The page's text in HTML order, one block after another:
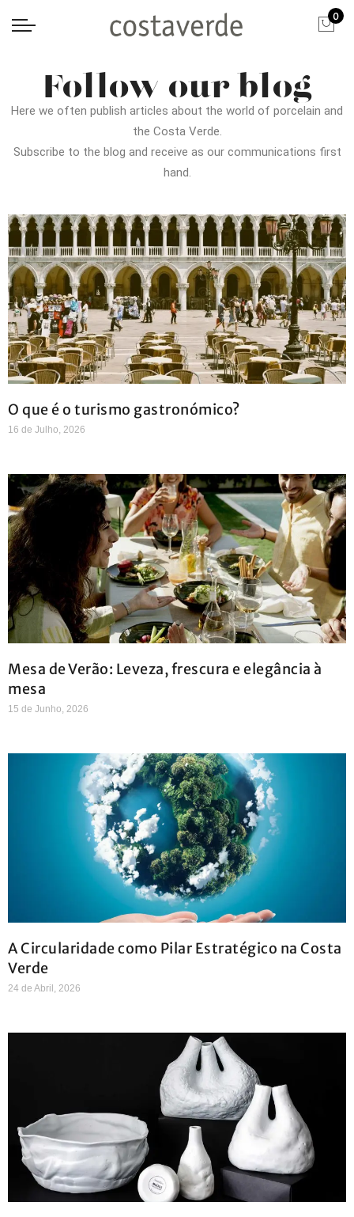
0
Follow our blog
Here we often publish articles about the world of porcelain and
the Costa Verde.
Subscribe to the blog and receive as our communications first
hand.
O que é o turismo gastronómico?
16 de Julho, 2026
Mesa de Verão: Leveza, frescura e elegância à
mesa
15 de Junho, 2026
A Circularidade como Pilar Estratégico na Costa
Verde
24 de Abril, 2026